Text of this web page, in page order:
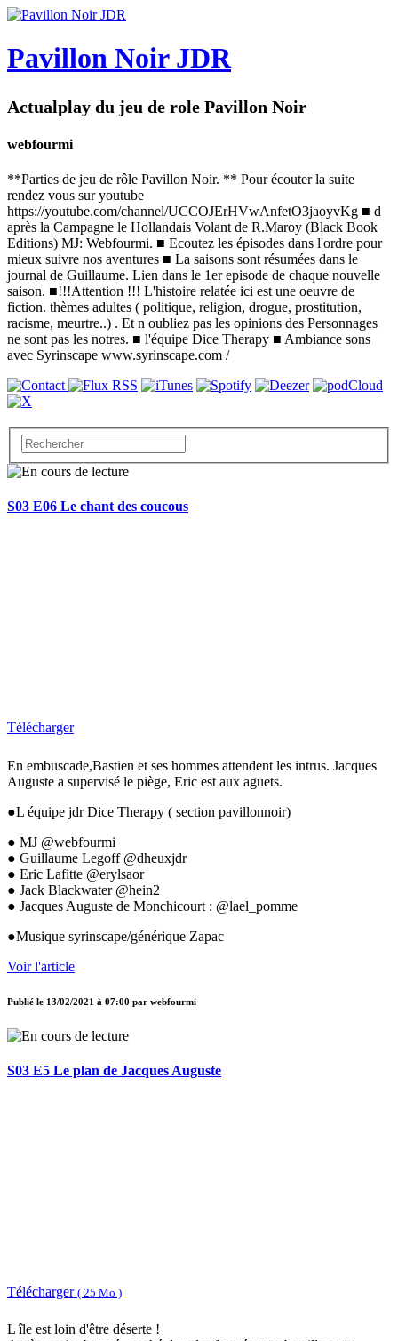
Pavillon Noir JDR
Actualplay du jeu de role Pavillon Noir
webfourmi
**Parties de jeu de rôle Pavillon Noir. ** Pour écouter la suite
rendez vous sur youtube
https://youtube.com/channel/UCCOJErHVwAnfetO3jaoyvKg ■ d
après la Campagne le Hollandais Volant de R.Maroy (Black Book
Editions) MJ: Webfourmi. ■ Ecoutez les épisodes dans l'ordre pour
mieux suivre nos aventures ■ La saisons sont résumées dans le
journal de Guillaume. Lien dans le 1er episode de chaque nouvelle
saison. ■!!!Attention !!! L'histoire relatée ici est une oeuvre de
fiction. thèmes adultes ( politique, religion, drogue, prostitution,
racisme, meurtre..) . Et n oubliez pas les opinions des Personnages
ne sont pas les notres. ■ l'équipe Dice Therapy ■ Ambiance sons
avec Syrinscape www.syrinscape.com /
S03 E06 Le chant des coucous
Télécharger
En embuscade,Bastien et ses hommes attendent les intrus. Jacques
Auguste a supervisé le piège, Eric est aux aguets.
●L équipe jdr Dice Therapy ( section pavillonnoir)
● MJ @webfourmi
● Guillaume Legoff @dheuxjdr
● Eric Lafitte @erylsaor
● Jack Blackwater @hein2
● Jacques Auguste de Monchicourt : @lael_pomme
●Musique syrinscape/générique Zapac
Voir l'article
Publié le 13/02/2021 à 07:00 par webfourmi
S03 E5 Le plan de Jacques Auguste
Télécharger ( 25 Mo )
L île est loin d'être déserte !